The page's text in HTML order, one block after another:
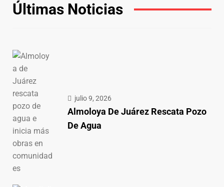
Últimas Noticias
julio 9, 2026
Almoloya De Juárez Rescata Pozo
De Agua